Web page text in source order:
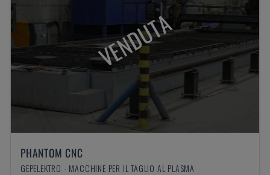
VENDUTA
PHANTOM CNC
GEPELEKTRO - MACCHINE PER IL TAGLIO AL PLASMA